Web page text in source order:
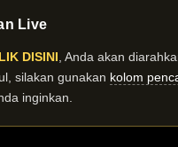
Live
DISINI , Anda akan
silakan gunakan kolom
inginkan.